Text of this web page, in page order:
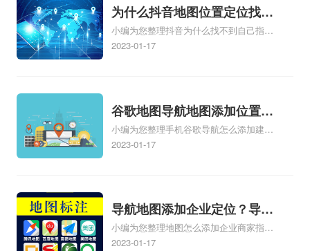
置吗相关地图标注知识，详情可查看下方
正文！
为什么抖音地图位置定位找不
到了？抖音为什么找不到当前
定位了？
小编为您整理抖音为什么找不到自己指路
人地图标注服务中心铺的位置、地图位置
人地图标注服务中心位置、抖音突然不显
示定位了相关地图标注知识，详情可查看
下方正文！
2023-01-17
谷歌地图导航地图添加位置？
添加谷歌地图导航位置？
小编为您整理手机谷歌导航怎么添加建立
多人位置、如何在地图，谷歌地图添加公
正文！
2023-01-17
导航地图添加企业定位？导航
定位企业？
小编为您整理地图怎么添加企业商家指路
人地图标注服务中心铺名称、地图怎么添
2023-01-17